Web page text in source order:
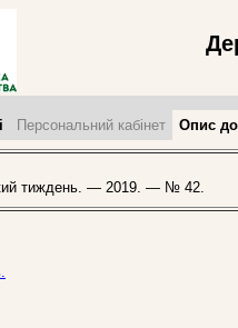
Персональний кабінет Опис
тиждень. — 2019. — № 42.